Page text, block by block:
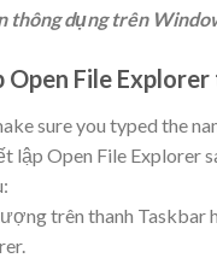
thông dụng trên
File Explorer
sure you typed the
lập Open File Explorer
trên thanh Taskbar